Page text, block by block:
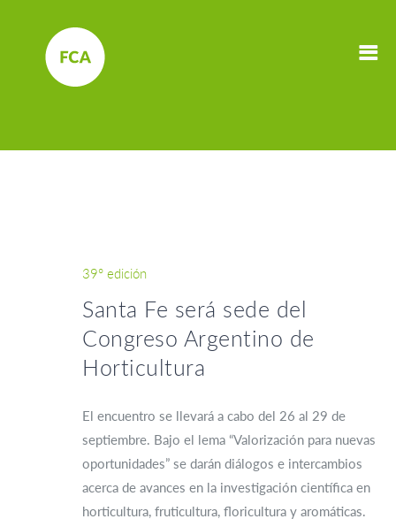
39° edición
Santa Fe será sede del
Congreso Argentino de
Horticultura
El encuentro se llevará a cabo del 26 al 29 de
septiembre. Bajo el lema “Valorización para nuevas
oportunidades” se darán diálogos e intercambios
acerca de avances en la investigación científica en
horticultura, fruticultura, floricultura y aromáticas.